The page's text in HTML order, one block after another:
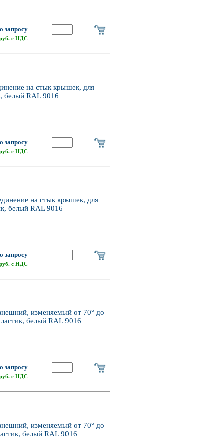
запросу
с НДС
на стык крышек, для
белый RAL 9016
запросу
с НДС
на стык крышек, для
белый RAL 9016
запросу
с НДС
изменяемый от 70° до
белый RAL 9016
запросу
с НДС
изменяемый от 70° до
белый RAL 9016